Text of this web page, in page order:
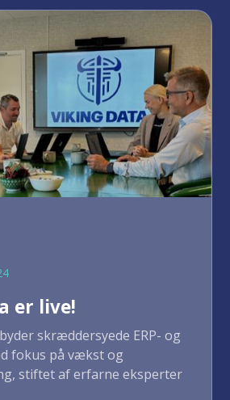
er live!
skræddersyede ERP- og
fokus på vækst og
stiftet af erfarne eksperter